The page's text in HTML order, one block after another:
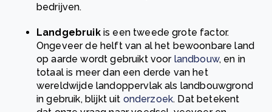
bedrijven.
Landgebruikis een tweede grote factor.
Ongeveer de helft van al het bewoonbare land
op aarde wordt gebruikt voor landbouw, en in
totaal is meer dan een derde van het
wereldwijde landoppervlak als landbouwgrond
in gebruik, blijkt uit onderzoek. Dat betekent